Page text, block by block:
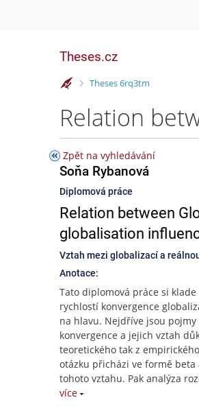
Theses.cz
>
Theses 6rq3tm
Zpět na vyhledávání
Soňa Rybanová
Diplomová práce
Relation between
globalisation
Vztah mezi globalizací a
Anotace:
Tato diplomová práce si
rychlostí konvergence
na hlavu. Nejdříve jsou
konvergence a jejich vztah
teoretického tak z
otázku přicházi ve formě
tohoto vztahu. Pak analýza
více